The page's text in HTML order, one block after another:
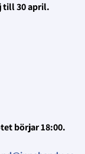
till 30 april.
börjar 18:00.